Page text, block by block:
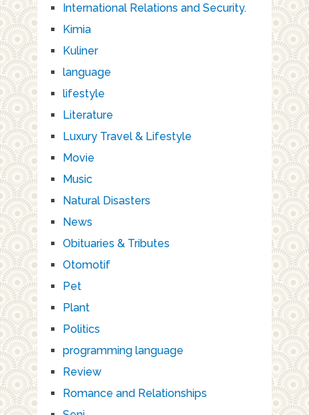
International Relations and Security.
Kimia
Kuliner
language
lifestyle
Literature
Luxury Travel & Lifestyle
Movie
Music
Natural Disasters
News
Obituaries & Tributes
Otomotif
Pet
Plant
Politics
programming language
Review
Romance and Relationships